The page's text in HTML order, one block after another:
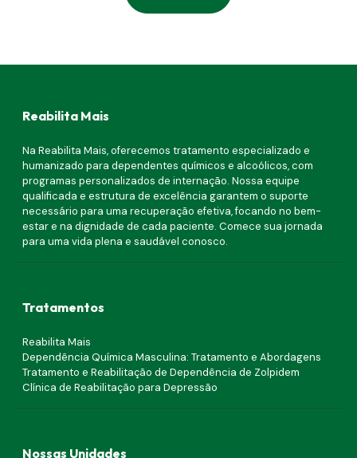
Reabilita Mais
Na Reabilita Mais, oferecemos tratamento especializado e
humanizado para dependentes químicos e alcoólicos, com
programas personalizados de internação. Nossa equipe
qualificada e estrutura de excelência garantem o suporte
necessário para uma recuperação efetiva, focando no bem-
estar e na dignidade de cada paciente. Comece sua jornada
para uma vida plena e saudável conosco.
Tratamentos
Reabilita Mais
Dependência Química Masculina: Tratamento e Abordagens
Tratamento e Reabilitação de Dependência de Zolpidem
Clínica de Reabilitação para Depressão
Nossas Unidades